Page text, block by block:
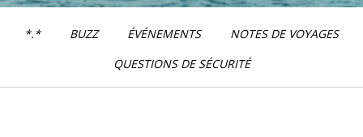
*.* BUZZ ÉVÉNEMENTS
NOTES DE VOYAGES
QUESTIONS DE SÉCURITÉ